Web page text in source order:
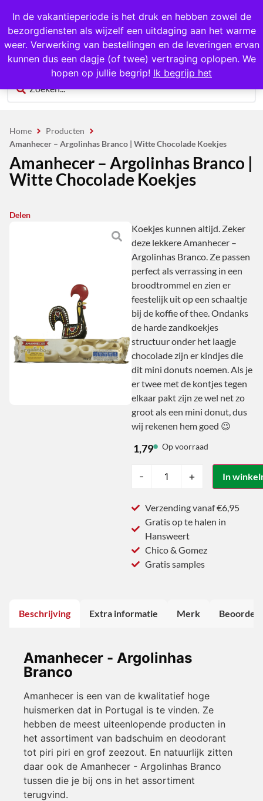
In de vakantieperiode is het druk en hebben zowel de
bezorgdiensten als wijzelf een uitdaging aan het warme
weer. Verwerking van bestellingen en de leveringen ervan
kunnen dus een dagje (of twee) vertraging oplopen. We
hopen op jullie begrip! Ik begrijp het
1000+ producten op voorraad
0
Home
Producten
Amanhecer – Argolinhas Branco | Witte Chocolade Koekjes
Amanhecer – Argolinhas Branco |
Witte Chocolade Koekjes
Delen
Koekjes kunnen altijd. Zeker
deze lekkere Amanhecer –
Argolinhas Branco. Ze passen
perfect als verrassing in een
broodtrommel en zien er
feestelijk uit op een schaaltje
bij de koffie of thee. Ondanks
de harde zandkoekjes
structuur onder het laagje
chocolade zijn er kindjes die
dit mini donuts noemen. Als je
er twee met de kontjes tegen
elkaar pakt zijn ze wel net zo
groot als een mini donut, dus
wij rekenen hem goed 😉
1,79 Op voorraad
- + In
Verzending vanaf €6,95
Gratis op te halen in
Hansweert
Chico & Gomez
Gratis samples
Beschrijving Extra informatie Merk
Amanhecer - Argolinhas
Branco
Amanhecer is een van de kwalitatief hoge
huismerken dat in Portugal is te vinden. Ze
hebben de meest uiteenlopende producten in
het assortiment van badschuim en deodorant
tot piri piri en grof zeezout. En natuurlijk zitten
daar ook de Amanhecer - Argolinhas Branco
tussen die je bij ons in het assortiment
terugvind.